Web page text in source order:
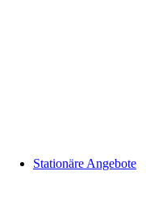
Stationäre Angebote